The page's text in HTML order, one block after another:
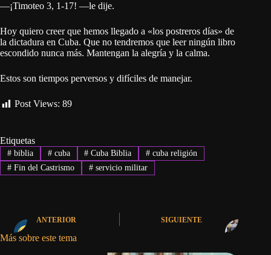
—¡Timoteo 3, 1-17! —le dije.
Hoy quiero creer que hemos llegado a «los postreros días» de
la dictadura en Cuba. Que no tendremos que leer ningún libro
escondido nunca más. Mantengan la alegría y la calma.
Estos son tiempos perversos y difíciles de manejar.
Post Views: 89
Etiquetas
#biblia #cuba # Cuba Biblia # cuba religión
#Fin del Castrismo #servicio militar
ANTERIOR SIGUIENTE
Más sobre este tema